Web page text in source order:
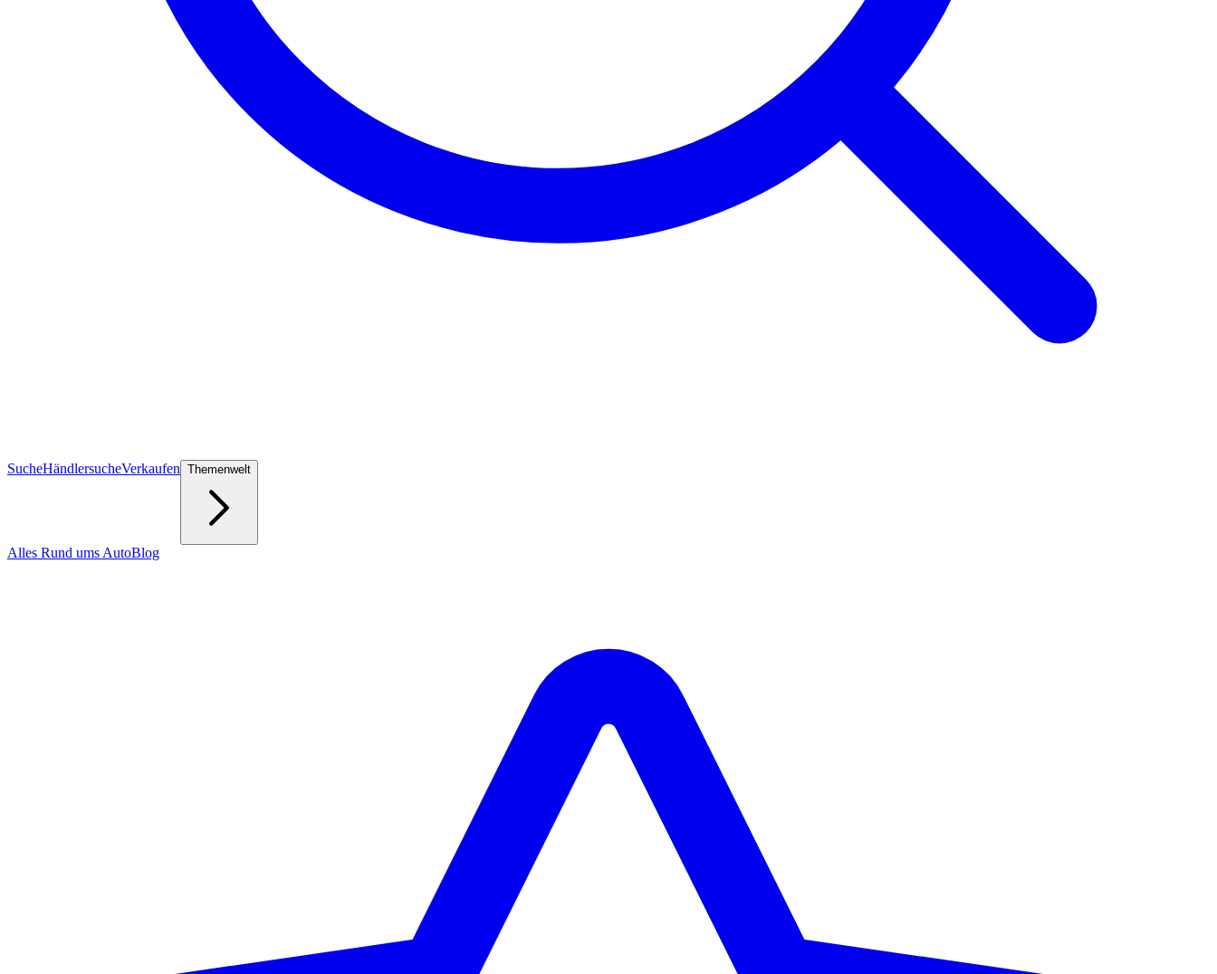
SucheHändlersucheVerkaufen Themenwelt
Alles Rund ums AutoBlog